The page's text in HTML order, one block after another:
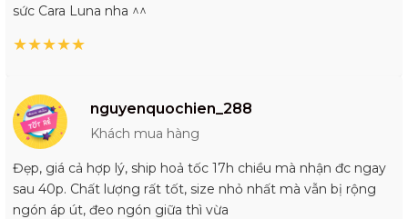
sức Cara Luna nha ^^
★★★★★
nguyenquochien_288
Khách mua hàng
Đẹp, giá cả hợp lý, ship hoả tốc 17h chiều mà nhận đc ngay
sau 40p. Chất lượng rất tốt, size nhỏ nhất mà vẫn bị rộng
ngón áp út, đeo ngón giữa thì vừa